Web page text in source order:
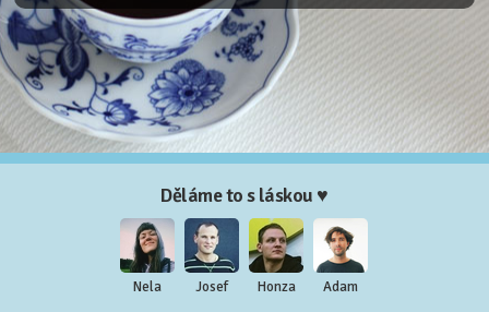
Děláme to s láskou ♥
Nela Josef Honza Adam